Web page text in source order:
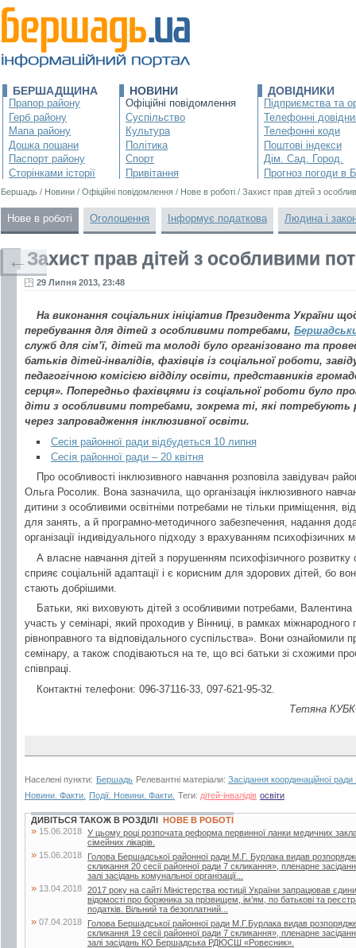
БЕРШАДЩИНА
Прапор району
Герб району
Мапа району
Дошка пошани
Паспорт району
Сторінками історії
НОВИНИ
Офіційні повідомлення
Суспільство
Культура
Політика
Спорт
Привітання
ДОВІДНИКИ
Підприємства та
Телефонні
Телефонні коди
Поштові індекси
Дім. Сад. Город.
Прогноз погоди в
Бершадь / Новини / Офіційні повідомлення / Нове в роботі / Захист прав дітей з
Нове в роботі Оголошення Інформує податкова Людина і
Захист прав дітей з особливими
29 Липня 2013, 23:48
На виконання соціальних ініціатив Президента України
перебування для дітей з особливими потребами,
служб для сім’ї, дітей та молоді було організовано та
батьків дітей-інвалідів, фахівців із соціальної роботи,
педагогічною комісією відділу освіти, представників
серця». Попередньо фахівцями із соціальної роботи було
діти з особливими потребами, зокрема ті, які потребують
через запровадження інклюзивної освіти.
Сесія районної ради відбудеться 10 липня
Сесія районної ради – 20 квітня
Про особливості інклюзивного навчання розповіла завідувач
Ольга Росолик. Вона зазначила, що організація інклюзивного
дитини з особливими освітніми потребами не тільки приміщення,
для занять, а й програмно-методичного забезпечення, надання
організації індивідуального підходу з врахуванням психофізичних
А власне навчання дітей з порушенням психофізичного розвитку
сприяє соціальній адаптації і є корисним для здорових дітей, бо
стають добрішими.
Батьки, які виховують дітей з особливими потребами,
участь у семінарі, який проходив у Вінниці, в рамках міжнародного
рівноправного та відповідального суспільства». Вони ознайомили
семінару, а також сподіваються на те, що всі батьки зі схожими
співпраці.
Контактні телефони: 096-37116-33, 097-621-95-32.
Тетяна
Населені пункти: Бершадь Релевантні матеріали: Засідання координаційної
Новини. Факти.
Події. Новини. Факти. Теги: дітей-інвалідів освіти
←
ДИВІТЬСЯ ТАКОЖ В РОЗДІЛІ НОВЕ В РОБОТІ
» 15.06.2018 У цьому році розпочата реформа первинної ланки медичних
сімейних лікарів.
» 15.06.2018
Голова Бершадської районної ради М.Г. Бурлака видав
скликання 20 сесії районної ради 7 скликання», пленарне
залі засідань комунальної організації...
» 13.04.2018 2017 року на сайті Міністерства юстиції України запрацював
відомості про боржника за прізвищем, ім’ям, по батькові та
податків. Вільний та безоплатний...
» 07.04.2018
Голова Бершадської районної ради М.Г.Бурлака видав
скликання 19 сесії районної ради 7 скликання», пленарне
залі засідань КО Бершадська РДЮСШ «Ровесник».